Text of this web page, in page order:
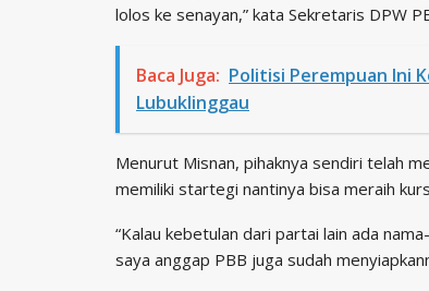
lolos ke senayan,” kata Sekretaris DPW
Baca Juga: Politisi Perempuan Ini
Lubuklinggau
Menurut Misnan, pihaknya sendiri telah
memiliki startegi nantinya bisa meraih
“Kalau kebetulan dari partai lain ada
saya anggap PBB juga sudah